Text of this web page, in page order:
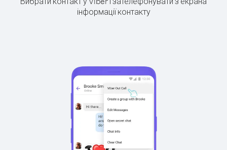
інформації контакту